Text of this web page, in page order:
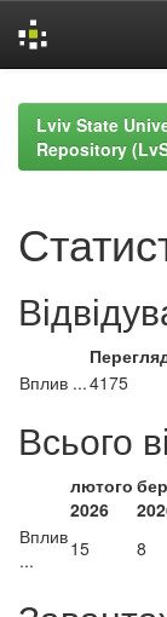
navigationLviv State
Repository
Вплив ...4175
Всього
лютого
2026
Вплив
...
15 8